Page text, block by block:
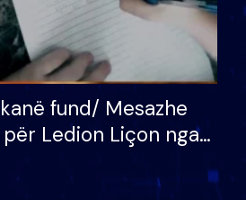
fund/ Mesazhe
Ledion Liçon nga
e tij, moderatori
lotët: Nuk meritoj…